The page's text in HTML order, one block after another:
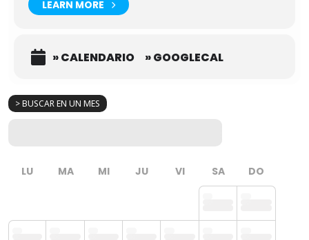
> BUSCAR EN UN MES
LU MA MI JU VI SA DO
LEARN MORE
» CALENDARIO » GOOGLECAL